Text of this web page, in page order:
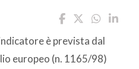
è prevista dal
europeo (n. 1165/98)